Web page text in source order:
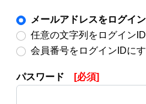
メールアドレスをログイ
任意の文字列をログイン
会員番号をログインIDに
パスワード [必須]